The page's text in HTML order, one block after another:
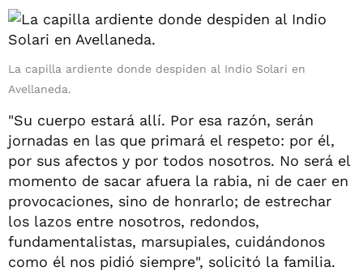
La capilla ardiente donde despiden al Indio Solari en
Avellaneda.
"Su cuerpo estará allí. Por esa razón, serán
jornadas en las que primará el respeto: por él,
por sus afectos y por todos nosotros. No será el
momento de sacar afuera la rabia, ni de caer en
provocaciones, sino de honrarlo; de estrechar
los lazos entre nosotros, redondos,
fundamentalistas, marsupiales, cuidándonos
como él nos pidió siempre", solicitó la familia.